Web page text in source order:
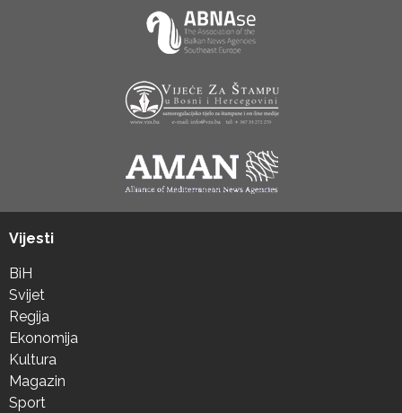
Vijesti
BiH
Svijet
Regija
Ekonomija
Kultura
Magazin
Sport